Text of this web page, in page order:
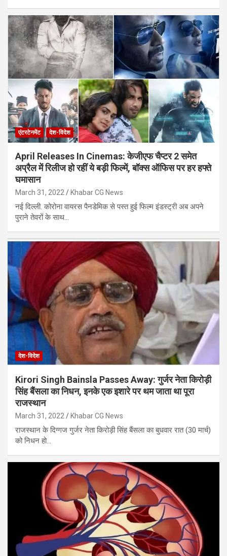
एंटरटेनमेंट देश-विदेश
April Releases In Cinemas: केजीएफ चैप्टर 2 समेत
अप्रैल में रिलीज हो रहीं ये बड़ी फिल्में, बॉक्स ऑफिस पर हर हफ्ते
घमासान
March 31, 2022 Khabar CG News
नई दिल्ली. कोरोना वायरस पैनडेमिक से पस्त हुई फिल्म इंडस्ट्री अब अपने
पुराने तेवरों के साथ…
देश-विदेश
Kirori Singh Bainsla Passes Away: गुर्जर नेता किरोड़ी
सिंह बैंसला का निधन, इनके एक इशारे पर थम जाता था पूरा
राजस्थान
March 31, 2022 Khabar CG News
राजस्थान के दिग्गज गुर्जर नेता किरोड़ी सिंह बैंसला का बुधवार रात (30 मार्च)
को निधन हो…